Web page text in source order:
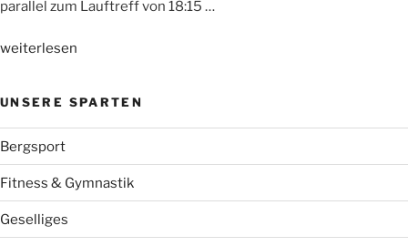
parallel zum Lauftreff von 18:15 …
„NEU:
weiterlesen
UNSERE SPARTEN
Bergsport
Fitness & Gymnastik
Geselliges